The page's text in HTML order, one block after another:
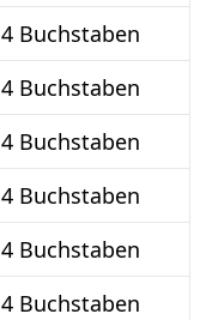
4 Buchstaben
4 Buchstaben
4 Buchstaben
4 Buchstaben
4 Buchstaben
4 Buchstaben